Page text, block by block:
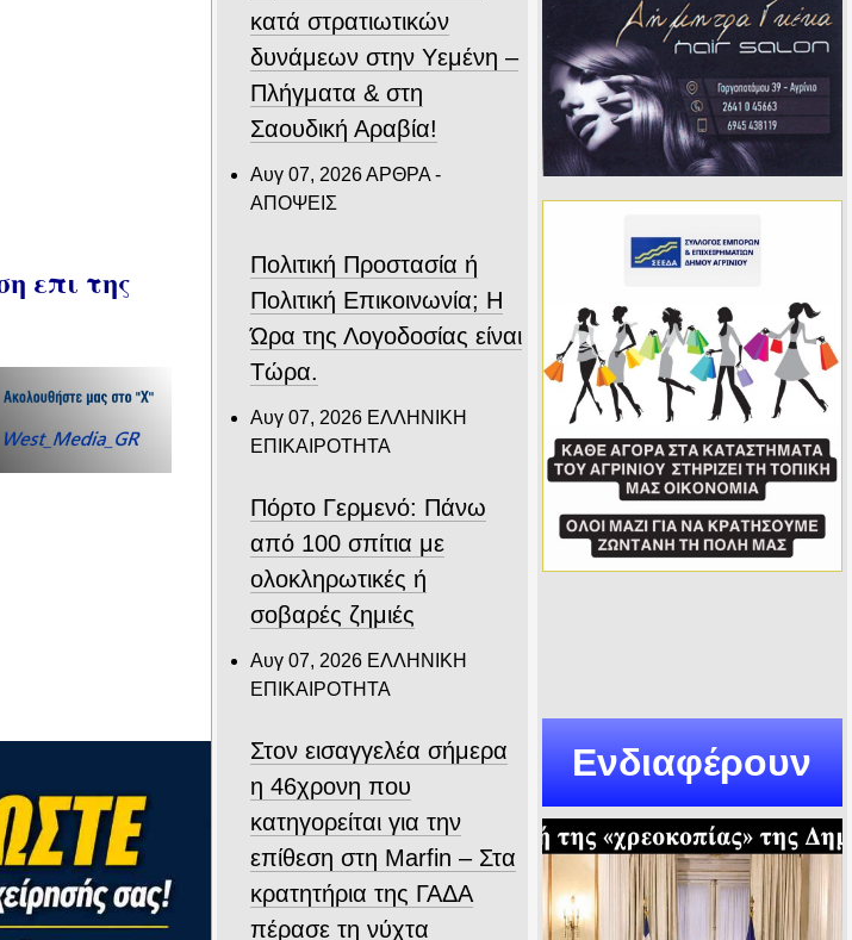
επι της
κατά στρατιωτικών
δυνάμεων στην Υεμένη –
Πλήγματα & στη
Σαουδική Αραβία!
Αυγ 07, 2026ΑΡΘΡΑ -
ΑΠΟΨΕΙΣ
Πολιτική Προστασία ή
Πολιτική Επικοινωνία; Η
Ώρα της Λογοδοσίας είναι
Τώρα.
Αυγ 07, 2026 ΕΛΛΗΝΙΚΗ
ΕΠΙΚΑΙΡΟΤΗΤΑ
Πόρτο Γερμενό: Πάνω
από 100 σπίτια με
ολοκληρωτικές ή
σοβαρές ζημιές
Αυγ 07, 2026 ΕΛΛΗΝΙΚΗ
ΕΠΙΚΑΙΡΟΤΗΤΑ
Στον εισαγγελέα σήμερα
η 46χρονη που
κατηγορείται για την
επίθεση στη Marfin – Στα
κρατητήρια της ΓΑΔΑ
πέρασε τη νύχτα
Ενδιαφέρουν